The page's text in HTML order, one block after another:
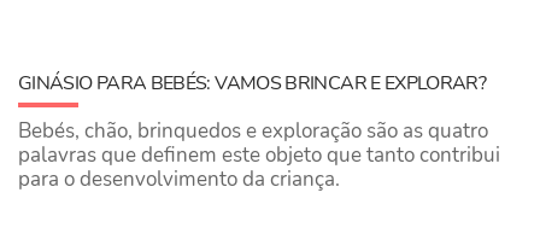
GINÁSIO PARA BEBÉS: VAMOS BRINCAR E EXPLORAR?
Bebés, chão, brinquedos e exploração são as quatro
palavras que definem este objeto que tanto contribui
para o desenvolvimento da criança.